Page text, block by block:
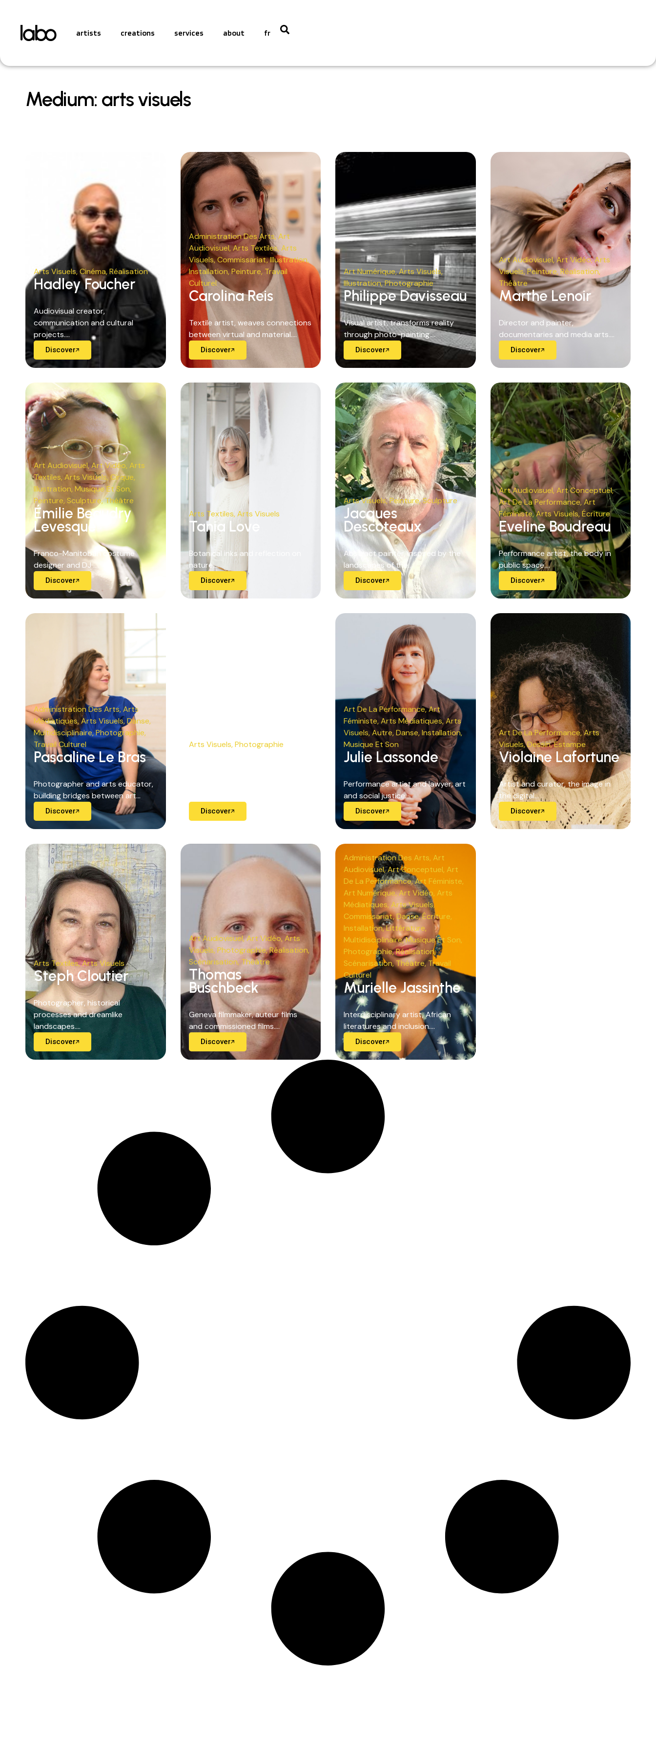
artists creations services about fr
Medium: arts visuels
Arts Visuels,Cinéma,Réalisation
Hadley Foucher
Audiovisual creator,
communication and cultural
projects....
Discover
Administration Des Arts, Art
Audiovisuel,Arts Textiles,Arts
Visuels,Commissariat,Illustration,
Installation,Peinture, Travail
Culturel
Carolina Reis
Textile artist, weaves connections
between virtual and material....
Discover
Art Numérique,Arts Visuels,
Illustration,Photographie
Philippe Davisseau
Visual artist, transforms reality
through photo-painting....
Discover
Art Audiovisuel,Art Vidéo,Arts
Visuels,Peinture,Réalisation,
Théâtre
Marthe Lenoir
Director and painter,
documentaries and media arts....
Discover
Art Audiovisuel,Art Vidéo, Arts
Textiles, Arts Visuels,Cirque,
Illustration, Musique Et Son,
Peinture, Sculpture,Théâtre
Émilie Beaudry
Levesque
Franco-Manitoban costume
designer and DJ ....
Discover
Arts Textiles,Arts Visuels
Tania Love
Botanical inks and reflection on
nature....
Discover
Arts Visuels,Peinture,Sculpture
Jacques
Descoteaux
Abstract painter, inspired by the
landscapes of the...
Discover
Art Audiovisuel,Art Conceptuel,
Art De La Performance,Art
Féministe,Arts Visuels,Écriture
Eveline Boudreau
Performance artist, the body in
public space....
Discover
Administration Des Arts,Arts
Médiatiques,Arts Visuels,Danse,
Multidisciplinaire,Photographie,
Travail Culturel
Pascaline Le Bras
Photographer and arts educator,
building bridges between art...
Discover
Arts Visuels,Photographie
Discover
Art De La Performance,Art
Féministe,Arts Médiatiques,Arts
Visuels,Autre,Danse,Installation,
Musique Et Son
Julie Lassonde
Performance artist and lawyer, art
and social justice....
Discover
Art De La Performance,Arts
Visuels,Dessin,Estampe
Violaine Lafortune
Artist and curator, the image in
the digital...
Discover
Arts Textiles,Arts Visuels
Steph Cloutier
Photographer, historical
processes and dreamlike
landscapes....
Discover
Art Audiovisuel,Art Vidéo,Arts
Visuels,Photographie,Réalisation,
Scénarisation, Théâtre
Thomas
Buschbeck
Geneva filmmaker, auteur films
and commissioned films....
Discover
Administration Des Arts, Art
Audiovisuel,Art Conceptuel, Art
De La Performance,Art Féministe,
Art Numérique,Art Vidéo, Arts
Médiatiques, Arts Visuels,
Commissariat,Danse,Écriture,
Installation,Littérature,
Multidisciplinaire,Musique Et Son,
Photographie,Réalisation,
Scénarisation,Théâtre,Travail
Culturel
Murielle Jassinthe
Interdisciplinary artist, African
literatures and inclusion....
Discover